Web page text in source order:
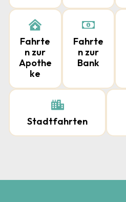
Fahrte
n zur
Apothe
ke
Fahrte
n zur
Bank
Stadtfahrten